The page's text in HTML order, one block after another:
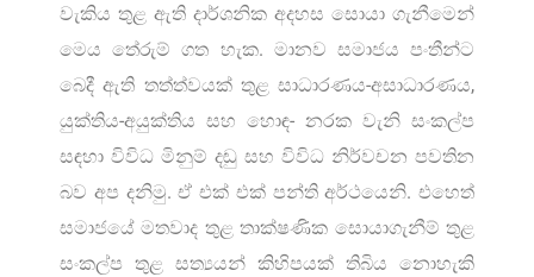
වැකිය තුළ ඇති දාර්ශනික අදහස සොයා ගැනීමෙන්
මෙය තේරුම් ගත හැක. මානව සමාජය පංතීන්ට
බෙදී ඇති තත්ත්වයක් තුළ සාධාරණය-අසාධාරණය,
යුක්තිය-අයුක්තිය සහ හොඳ- නරක වැනි සංකල්ප
සඳහා විවිධ මිනුම් දඬු සහ විවිධ නිර්වචන පවතින
බව අප දනිමු. ඒ එක් එක් පන්ති අර්ථයෙනි. එහෙත්
සමාජයේ මතවාද තුළ තාක්ෂණික සොයාගැනීම් තුළ
සංකල්ප තුළ සත්‍යයන් කිහිපයක් තිබිය නොහැකි